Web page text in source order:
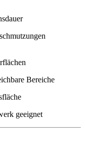
Bereiche
geeignet